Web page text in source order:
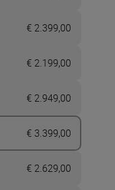
€ 2.399,00
€ 2.199,00
€ 2.949,00
€ 3.399,00
€ 2.629,00